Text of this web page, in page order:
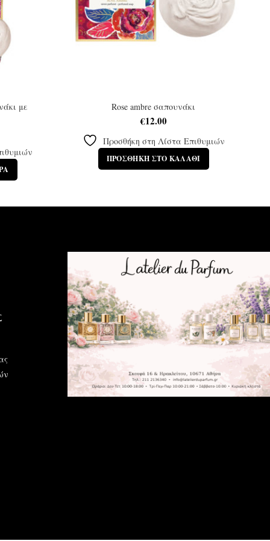
με Rose ambre σαπουνάκι
€12.00
Προσθήκη στη Λίστα Επιθυμιών
ΠΡΟΣΘΉΚΗ ΣΤΟ ΚΑΛΆΘΙ